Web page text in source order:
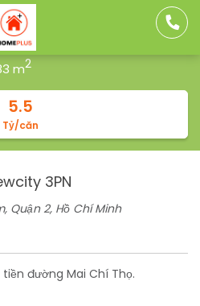
m2
5.5
Tỷ/căn
3PN
Quận 2, Hồ Chí Minh
đường Mai Chí Thọ.